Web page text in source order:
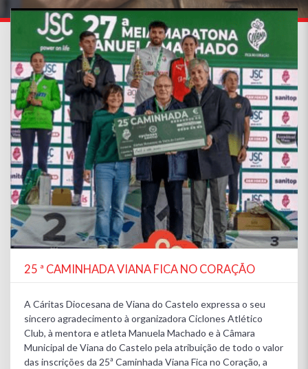
25 ª CAMINHADA VIANA FICA NO CORAÇÃO
A Cáritas Diocesana de Viana do Castelo expressa o seu
sincero agradecimento à organizadora Ciclones Atlético
Club, à mentora e atleta Manuela Machado e à Câmara
Municipal de Viana do Castelo pela atribuição de todo o valor
das inscrições da 25ª Caminhada Viana Fica no Coração, a